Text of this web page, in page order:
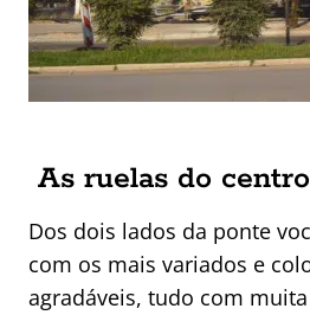
As ruelas do
Dos dois lados da ponte
com os mais variados e
agradáveis, tudo com